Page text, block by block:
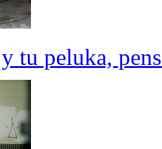
tu peluka,